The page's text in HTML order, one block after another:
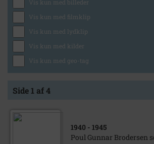
Vis kun med billeder
Vis kun med filmklip
Vis kun med lydklip
Vis kun med kilder
Vis kun med geo-tag
Side 1 af 4
1940 - 1945
Poul Gunnar Brodersen